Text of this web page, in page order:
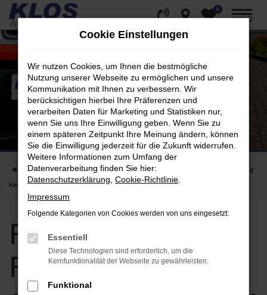
Zum
Hauptinhalt
springen
0
MENÜ
Startseite Frankfurt am Main Fiat Fiat 500X in Frankfurt am Main günstig
kaufen | für Berlin kaufen
Fiat 500X in
Frankfurt am Main
Cookie Einstellungen
Wir nutzen Cookies, um Ihnen die bestmögliche
Nutzung unserer Webseite zu ermöglichen und unsere
Kommunikation mit Ihnen zu verbessern. Wir
berücksichtigen hierbei Ihre Präferenzen und
verarbeiten Daten für Marketing und Statistiken nur,
wenn Sie uns Ihre Einwilligung geben. Wenn Sie zu
einem späteren Zeitpunkt Ihre Meinung ändern, können
Sie die Einwilligung jederzeit für die Zukunft widerrufen.
Weitere Informationen zum Umfang der
Datenverarbeitung finden Sie hier:
Datenschutzerklärung Cookie-Richtlinie
Impressum
Folgende Kategorien von Cookies werden von uns eingesetzt:
Essentiell
Diese Technologien sind erforderlich, um die
Kernfunktionalität der Webseite zu gewährleisten.
Funktional